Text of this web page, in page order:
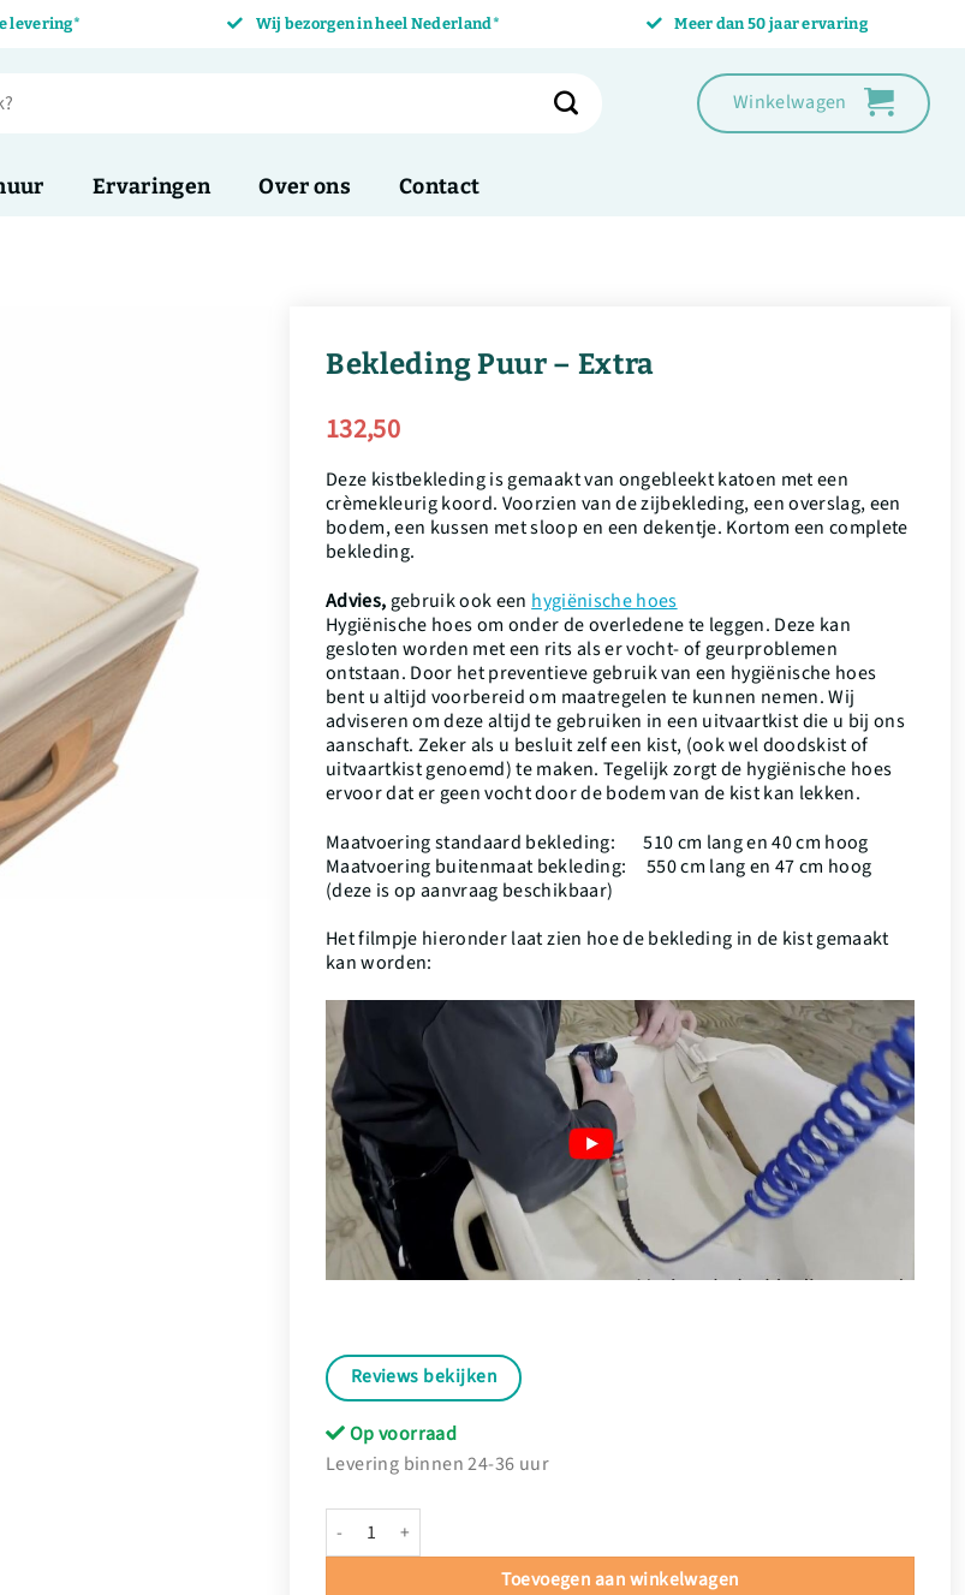
levering* Wij bezorgen in heel Nederland* Meer dan 50 jaar ervaring
Winkelwagen
Ervaringen Over ons Contact
Bekleding Puur – Extra
132,50
Deze kistbekleding is gemaakt van ongebleekt katoen met een
crèmekleurig koord. Voorzien van de zijbekleding, een overslag, een
bodem, een kussen met sloop en een dekentje. Kortom een complete
bekleding.
Advies, gebruik ook een hygiënische hoes
Hygiënische hoes om onder de overledene te leggen. Deze kan
gesloten worden met een rits als er vocht- of geurproblemen
ontstaan. Door het preventieve gebruik van een hygiënische hoes
bent u altijd voorbereid om maatregelen te kunnen nemen. Wij
adviseren om deze altijd te gebruiken in een uitvaartkist die u bij ons
aanschaft. Zeker als u besluit zelf een kist, (ook wel doodskist of
uitvaartkist genoemd) te maken. Tegelijk zorgt de hygiënische hoes
ervoor dat er geen vocht door de bodem van de kist kan lekken.
Maatvoering standaard bekleding: 510 cm lang en 40 cm hoog
Maatvoering buitenmaat bekleding: 550 cm lang en 47 cm hoog
(deze is op aanvraag beschikbaar)
Het filmpje hieronder laat zien hoe de bekleding in de kist gemaakt
kan worden:
Reviews bekijken
Op voorraad
Levering binnen 24-36 uur
Bekleding Puur - Extra hoeveelheid
Toevoegen aan winkelwagen